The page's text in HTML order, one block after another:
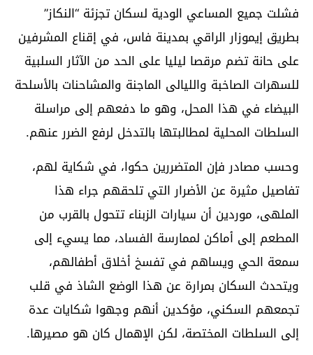
فشلت جميع المساعي الودية لسكان تجزئة “النكاز”
بطريق إيموزار الراقي بمدينة فاس، في إقناع المشرفين
على حانة تضم مرقصا ليليا على الحد من الآثار السلبية
للسهرات الصاخبة والليالى الماجنة والمشاحنات بالأسلحة
البيضاء في هذا المحل، وهو ما دفعهم إلى مراسلة
السلطات المحلية لمطالبتها بالتدخل لرفع الضرر عنهم.
وحسب مصادر فإن المتضررين حكوا، في شكاية لهم،
تفاصيل مثيرة عن الأضرار التي تلحقهم جراء هذا
الملهى، موردين أن سيارات الزبناء تتحول بالقرب من
المطعم إلى أماكن لممارسة الفساد، مما يسيء إلى
سمعة الحي ويساهم في تفسخ أخلاق أطفالهم،
ويتحدث السكان بمرارة عن هذا الوضع الشاذ في قلب
تجمعهم السكني، مؤكدين أنهم وجهوا شكايات عدة
إلى السلطات المختصة، لكن الإهمال كان هو مصيرها.